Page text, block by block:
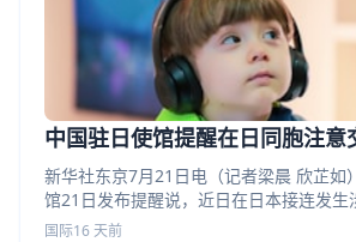
中国驻日使馆提醒在日同胞注意
新华社东京7月21日电（记者梁晨 欣芷如
馆21日发布提醒说，近日在日本接连发生
重交通事故，在日同胞应提高防范意识，
国际16 天前